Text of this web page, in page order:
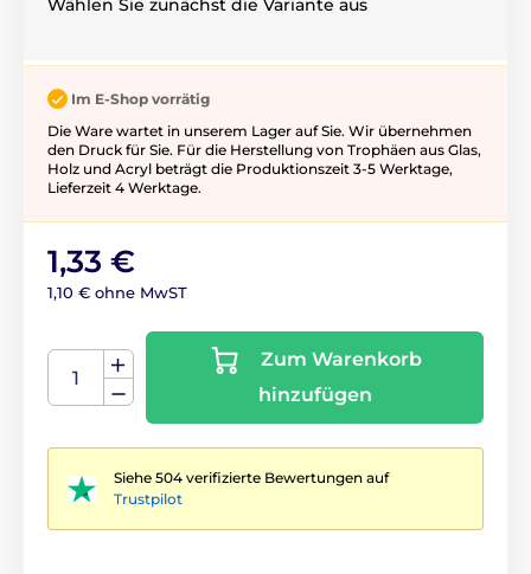
Wählen Sie zunächst die Variante aus
Im E-Shop vorrätig
Die Ware wartet in unserem Lager auf Sie. Wir übernehmen
den Druck für Sie. Für die Herstellung von Trophäen aus Glas,
Holz und Acryl beträgt die Produktionszeit 3-5 ​​Werktage,
Lieferzeit 4 Werktage.
1,33 €
1,10 € ohne MwST
Zum Warenkorb
hinzufügen
Siehe 504 verifizierte Bewertungen auf
Trustpilot